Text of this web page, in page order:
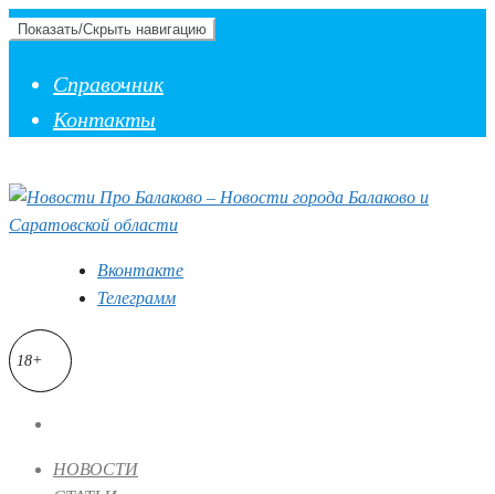
Показать/Скрыть навигацию
Справочник
Контакты
Вконтакте
Телеграмм
18+
НОВОСТИ